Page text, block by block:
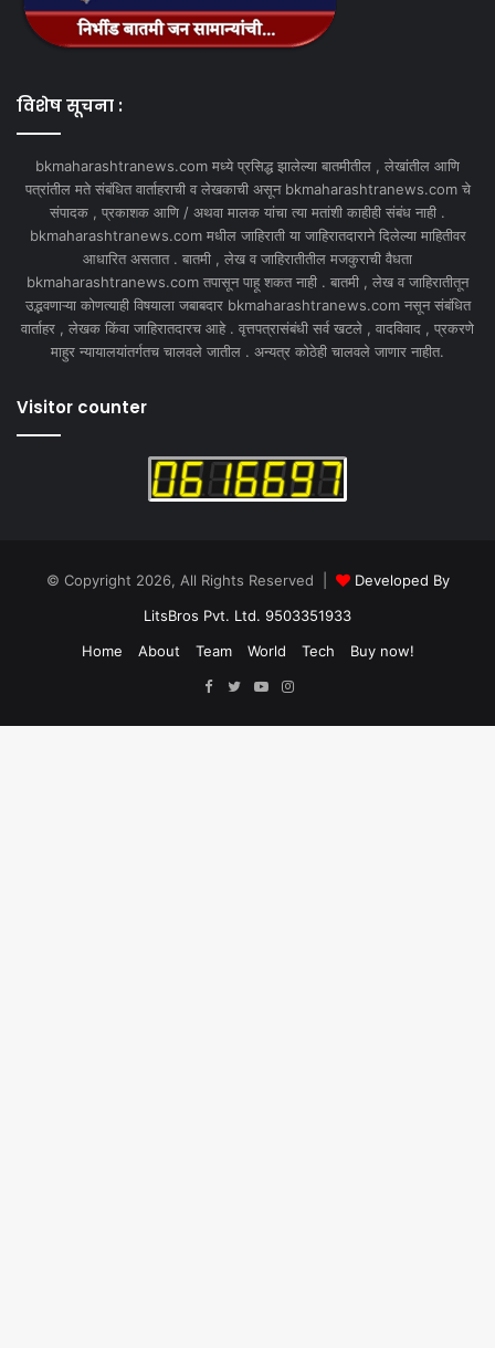
विशेष सूचना :
bkmaharashtranews.com मध्ये प्रसिद्ध झालेल्या बातमीतील , लेखांतील आणि
पत्रांतील मते संबंधित वार्ताहराची व लेखकाची असून bkmaharashtranews.com चे
संपादक , प्रकाशक आणि / अथवा मालक यांचा त्या मतांशी काहीही संबंध नाही .
bkmaharashtranews.com मधील जाहिराती या जाहिरातदाराने दिलेल्या माहितीवर
आधारित असतात . बातमी , लेख व जाहिरातीतील मजकुराची वैधता
bkmaharashtranews.com तपासून पाहू शकत नाही . बातमी , लेख व जाहिरातीतून
उद्भवणाऱ्या कोणत्याही विषयाला जबाबदार bkmaharashtranews.com नसून संबंधित
वार्ताहर , लेखक किंवा जाहिरातदारच आहे . वृत्तपत्रासंबंधी सर्व खटले , वादविवाद , प्रकरणे
माहुर न्यायालयांतर्गतच चालवले जातील . अन्यत्र कोठेही चालवले जाणार नाहीत.
Visitor counter
© Copyright 2026, All Rights Reserved |
Developed By
LitsBros Pvt. Ltd. 9503351933
Home
About Team World Tech
Buy now!
FacebookTwitterYouTubeInstagram